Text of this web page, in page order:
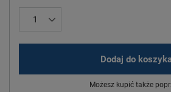
Dodaj do
Możesz kupić także